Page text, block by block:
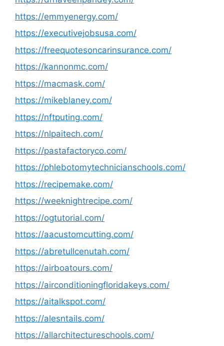
https://emmyenergy.com/
https://executivejobsusa.com/
https://freequotesoncarinsurance.com/
https://kannonmc.com/
https://macmask.com/
https://mikeblaney.com/
https://nftputing.com/
https://nlpaitech.com/
https://pastafactoryco.com/
https://phlebotomytechnicianschools.com/
https://recipemake.com/
https://weeknightrecipe.com/
https://ogtutorial.com/
https://aacustomcutting.com/
https://abretullcenutah.com/
https://airboatours.com/
https://airconditioningfloridakeys.com/
https://aitalkspot.com/
https://alesntails.com/
https://allarchitectureschools.com/